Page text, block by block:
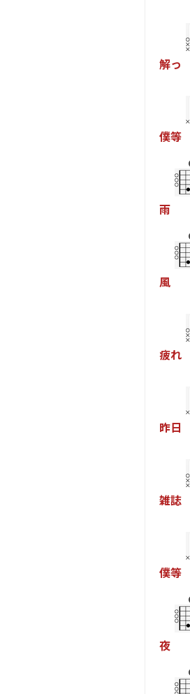
解っ
僕等
雨
風
疲れ
昨日
雑誌
僕等
夜